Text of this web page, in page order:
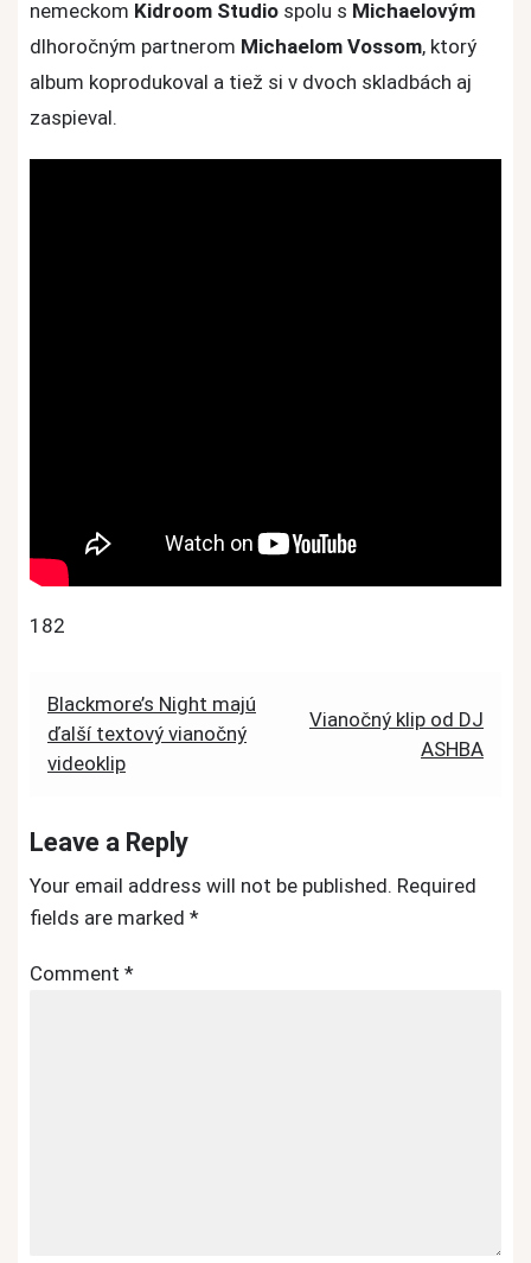
nemeckom Kidroom Studio spolu s Michaelovým
dlhoročným partnerom Michaelom Vossom, ktorý
album koprodukoval a tiež si v dvoch skladbách aj
zaspieval.
182
Post
navigation
Blackmore’s Night majú
ďalší textový vianočný
videoklip
Vianočný klip od DJ
ASHBA
Leave a Reply
Your email address will not be published. Required
fields are marked *
Comment *